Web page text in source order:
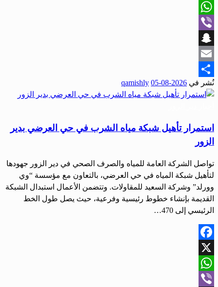
X
WhatsApp
Viber
Snapchat
Email
Share
نُشر في 2026-08-05
qamishly
استمرار تأهيل شبكة مياه الشرب في حي العرضي بدير
الزور
تواصل الشركة العامة للمياه والصرف الصحي في دير الزور جهودها
لتأهيل شبكة المياه في حي العرضي، بالتعاون مع مؤسسة “وي
وورلد” وشركة السعيد للمقاولات. وتتضمن الأعمال استبدال الشبكة
القديمة بإنشاء خطوط رئيسية وفرعية، حيث يصل طول الخط
الرئيسي إلى 470…
Facebook
X
WhatsApp